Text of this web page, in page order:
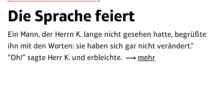
Die Sprache feiert
Ein Mann, der Herrn K. lange nicht gesehen hatte, begrüßte
ihn mit den Worten: sie haben sich gar nicht verändert.”
“Oh!” sagte Herr K. und erbleichte.
mehr